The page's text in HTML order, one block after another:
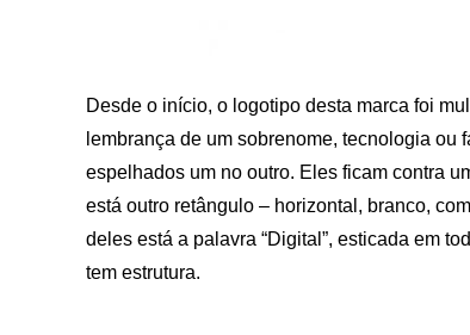
Desde o início, o logotipo desta marca foi
lembrança de um sobrenome, tecnologia ou
espelhados um no outro. Eles ficam contra
está outro retângulo – horizontal, branco,
deles está a palavra “Digital”, esticada em
tem estrutura.